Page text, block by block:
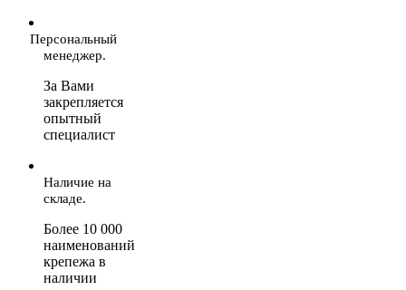
Персональный
менеджер.
За Вами
закрепляется
опытный
специалист
Наличие на
складе.
Более 10 000
наименований
крепежа в
наличии